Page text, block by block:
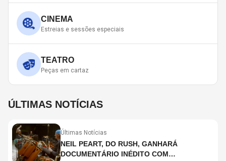
CINEMA
Estreias e sessões especiais
TEATRO
Peças em cartaz
ÚLTIMAS NOTÍCIAS
Últimas Notícias
NEIL PEART, DO RUSH, GANHARÁ
DOCUMENTÁRIO INÉDITO COM